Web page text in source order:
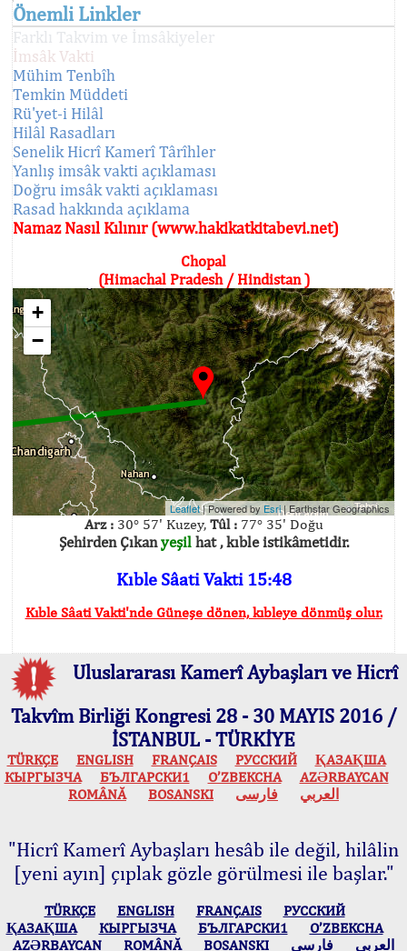
Önemli Linkler
Farklı Takvim ve İmsâkiyeler
İmsâk Vakti
Mühim Tenbîh
Temkin Müddeti
Rü'yet-i Hilâl
Hilâl Rasadları
Senelik Hicrî Kamerî Târîhler
Yanlış imsâk vakti açıklaması
Doğru imsâk vakti açıklaması
Rasad hakkında açıklama
Namaz Nasıl Kılınır (www.hakikatkitabevi.net)
Chopal
(Himachal Pradesh / Hindistan )
+
−
Leaflet| Powered by Esri|Earthstar Geographics
Arz :30° 57' Kuzey, Tûl :77° 35' Doğu
Şehirden Çıkanyeşilhat , kıble istikâmetidir.
Kıble Sâati Vakti 15:48
Kıble Sâati Vakti'nde Güneşe dönen, kıbleye dönmüş olur.
Uluslararası Kamerî Aybaşları ve Hicrî
Takvîm Birliği Kongresi 28 - 30 MAYIS 2016 /
İSTANBUL - TÜRKİYE
TÜRKÇE ENGLISH FRANÇAIS РУССКИЙ
ҚАЗАҚША
КЫPГЫЗЧA
БЪЛГАРСКИ1 O’ZBEKCHA
AZӘRBAYCAN
ROMÂNĂ
BOSANSKI العربي فارسی
"Hicrî Kamerî Aybaşları hesâb ile değil, hilâlin
[yeni ayın] çıplak gözle görülmesi ile başlar."
TÜRKÇE ENGLISH FRANÇAIS
РУССКИЙ
ҚАЗАҚША
КЫPГЫЗЧA БЪЛГАРСКИ1
O’ZBEKCHA
AZӘRBAYCAN
ROMÂNĂ BOSANSKI العربي فارسی